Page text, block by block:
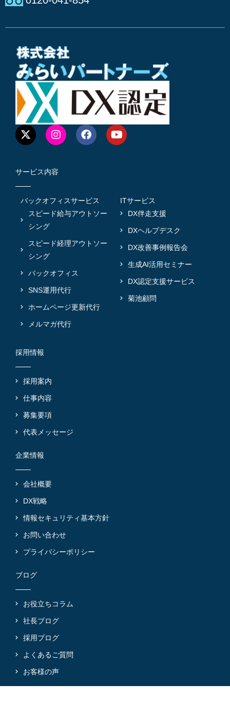
サービス内容
バックオフィスサービス
スピード給与アウトソー
シング
スピード経理アウトソー
シング
バックオフィス
SNS運用代行
ホームページ更新代行
メルマガ代行
ITサービス
DX伴走支援
DXヘルプデスク
DX改善事例報告会
生成AI活用セミナー
DX認定支援サービス
菊池顧問
採用情報
採用案内
仕事内容
募集要項
代表メッセージ
企業情報
会社概要
DX戦略
情報セキュリティ基本方針
お問い合わせ
プライバシーポリシー
ブログ
お役立ちコラム
社長ブログ
採用ブログ
よくあるご質問
お客様の声